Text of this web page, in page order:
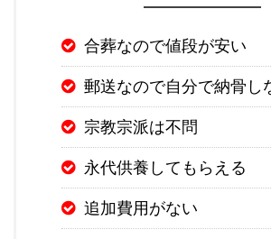
合葬なので値段が安い
郵送なので自分で納骨し
宗教宗派は不問
永代供養してもらえる
追加費用がない